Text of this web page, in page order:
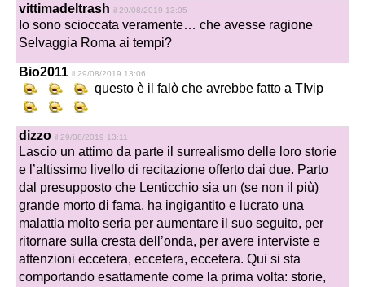
vittimadeltrash il 29/08/2019 13:05
Io sono scioccata veramente… che avesse ragione
Selvaggia Roma ai tempi?
Bio2011 il 29/08/2019 13:06
questo è il falò che avrebbe fatto a TIvip
dizzo il 29/08/2019 13:11
Lascio un attimo da parte il surrealismo delle loro storie
e l’altissimo livello di recitazione offerto dai due. Parto
dal presupposto che Lenticchio sia un (se non il più)
grande morto di fama, ha ingigantito e lucrato una
malattia molto seria per aumentare il suo seguito, per
ritornare sulla cresta dell’onda, per avere interviste e
attenzioni eccetera, eccetera, eccetera. Qui si sta
comportando esattamente come la prima volta: storie,